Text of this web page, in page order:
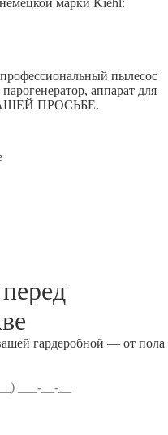
марки Kiehl:
пылесос
аппарат для
ПРОСЬБЕ.
гардеробной — от пола